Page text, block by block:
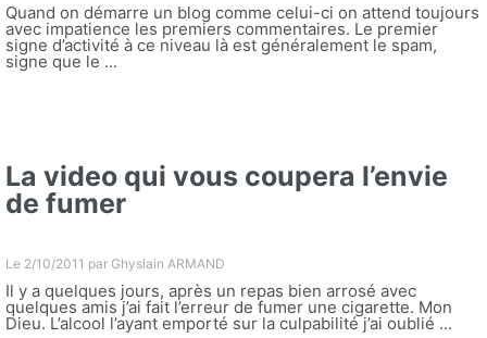
Quand on démarre un blog comme celui-ci on attend toujours
avec impatience les premiers commentaires. Le premier
signe d’activité à ce niveau là est généralement le spam,
signe que le ...
La video qui vous coupera l’envie
de fumer
Le 2/10/2011 par Ghyslain ARMAND
Il y a quelques jours, après un repas bien arrosé avec
quelques amis j’ai fait l’erreur de fumer une cigarette. Mon
Dieu. L’alcool l’ayant emporté sur la culpabilité j’ai oublié ...